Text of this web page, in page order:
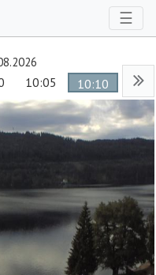
☰
10:05 10:10